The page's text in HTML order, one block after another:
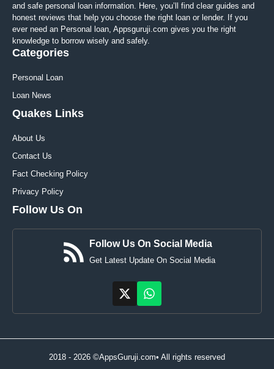
and safe personal loan information. Here, you’ll find clear guides and
honest reviews that help you choose the right loan or lender. If you
ever need an Personal loan, Appsguruji.com gives you the right
knowledge to borrow wisely and safely.
Categories
Personal Loan
Loan News
Quakes Links
About Us
Contact Us
Fact Checking Policy
Privacy Policy
Follow Us On
Follow Us On Social Media
Get Latest Update On Social Media
2018 - 2026 ©AppsGuruji.com• All rights reserved